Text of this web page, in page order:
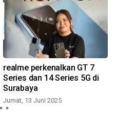
realme perkenalkan GT 7
Series dan 14 Series 5G di
Surabaya
Jumat, 13 Juni 2025